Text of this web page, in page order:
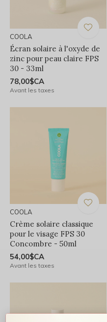
COOLA
Écran solaire à l'oxyde de
zinc pour peau claire FPS
30 - 33ml
78,00$CA
Avant les taxes
COOLA
Crème solaire classique
pour le visage FPS 30
Concombre - 50ml
54,00$CA
Avant les taxes